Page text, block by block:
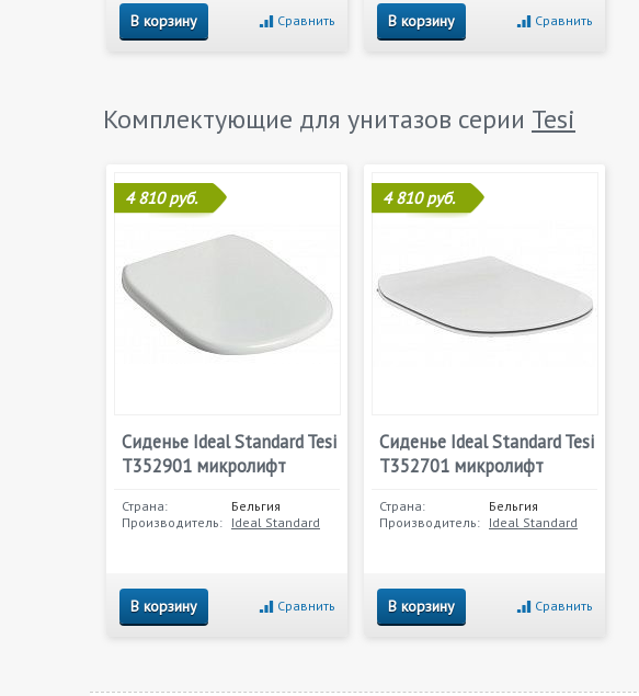
В корзину Сравнить В корзину Сравнить
Комплектующие для унитазов серии Tesi
4 810 руб.
Сиденье Ideal Standard Tesi
T352901 микролифт
Страна:
Бельгия
Производитель: Ideal Standard
В корзину Сравнить
4 810 руб.
Сиденье Ideal Standard Tesi
T352701 микролифт
Страна:
Бельгия
Производитель: Ideal Standard
В корзину Сравнить